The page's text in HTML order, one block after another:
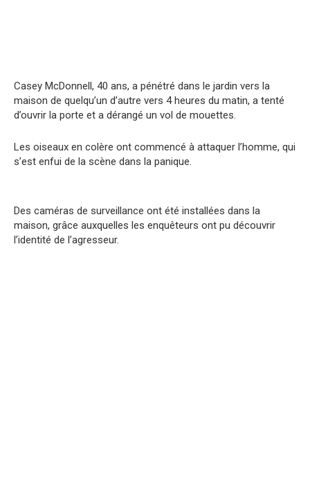
Casey McDonnell, 40 ans, a pénétré dans le jardin vers la
maison de quelqu’un d’autre vers 4 heures du matin, a tenté
d’ouvrir la porte et a dérangé un vol de mouettes.
Les oiseaux en colère ont commencé à attaquer l’homme, qui
s’est enfui de la scène dans la panique.
Des caméras de surveillance ont été installées dans la
maison, grâce auxquelles les enquêteurs ont pu découvrir
l’identité de l’agresseur.